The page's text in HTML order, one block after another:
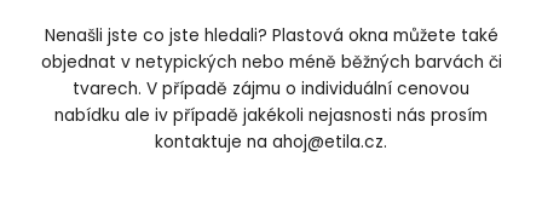
Nenašli jste co jste hledali? Plastová okna můžete také
objednat v netypických nebo méně běžných barvách či
tvarech. V případě zájmu o individuální cenovou
nabídku ale iv případě jakékoli nejasnosti nás prosím
kontaktuje na ahoj@etila.cz.